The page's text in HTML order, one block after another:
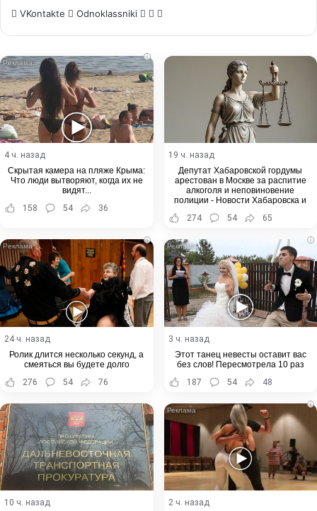
VKontakte Odnoklassniki WhatsApp
Telegram
i
4 ч. назад
Скрытая камера на пляже Крыма:
Что люди вытворяют, когда их не
видят...
158
54 36
19 ч. назад
Депутат Хабаровской гордумы
арестован в Москве за распитие
алкоголя и неповиновение
полиции - Новости Хабаровска и
274 54 65
i
24 ч. назад
Ролик длится несколько секунд, а
смеяться вы будете долго
276
54 76
i
3 ч. назад
Этот танец невесты оставит вас
без слов! Пересмотрела 10 раз
187
54 48
10 ч. назад
i
2 ч. назад